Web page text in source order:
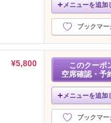
メニューを追加
ブックマー
¥5,800
このクーポ
空席確認・予
メニューを追加
ブックマー